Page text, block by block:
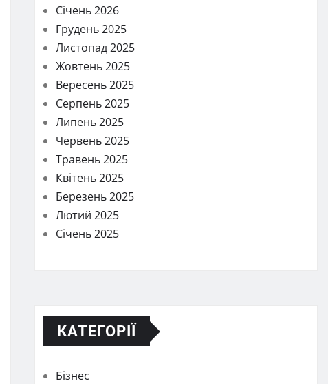
Січень 2026
Грудень 2025
Листопад 2025
Жовтень 2025
Вересень 2025
Серпень 2025
Липень 2025
Червень 2025
Травень 2025
Квітень 2025
Березень 2025
Лютий 2025
Січень 2025
КАТЕГОРІЇ
Бізнес